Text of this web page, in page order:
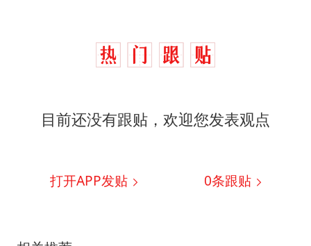
目前还没有跟贴，欢迎您发表观点
打开APP发贴 0条跟贴